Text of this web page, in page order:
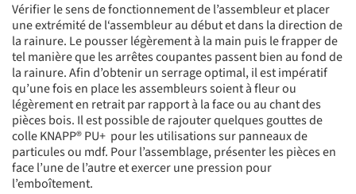
Vérifier le sens de fonctionnement de l’assembleur et placer
une extrémité de l‘assembleur au début et dans la direction de
la rainure. Le pousser légèrement à la main puis le frapper de
tel manière que les arrêtes coupantes passent bien au fond de
la rainure. Afin d’obtenir un serrage optimal, il est impératif
qu’une fois en place les assembleurs soient à fleur ou
légèrement en retrait par rapport à la face ou au chant des
pièces bois. Il est possible de rajouter quelques gouttes de
colle KNAPP® PU+ pour les utilisations sur panneaux de
particules ou mdf. Pour l’assemblage, présenter les pièces en
face l’une de l’autre et exercer une pression pour
l’emboîtement.